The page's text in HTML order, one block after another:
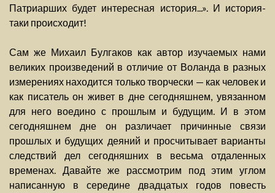
Патриарших будет интересная история...». И история-
таки происходит!
Сам же Михаил Булгаков как автор изучаемых нами
великих произведений в отличие от Воланда в разных
измерениях находится только творчески — как человек и
как писатель он живет в дне сегодняшнем, увязанном
для него воедино с прошлым и будущим. И в этом
сегодняшнем дне он различает причинные связи
прошлых и будущих деяний и просчитывает варианты
следствий дел сегодняшних в весьма отдаленных
временах. Давайте же рассмотрим под этим углом
написанную в середине двадцатых годов повесть